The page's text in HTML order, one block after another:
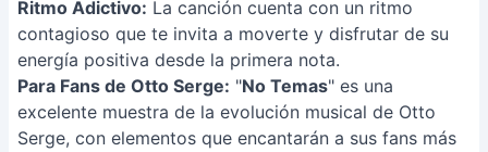
Ritmo Adictivo: La canción cuenta con un ritmo
contagioso que te invita a moverte y disfrutar de su
energía positiva desde la primera nota.
Para Fans de Otto Serge: "No Temas" es una
excelente muestra de la evolución musical de Otto
Serge, con elementos que encantarán a sus fans más